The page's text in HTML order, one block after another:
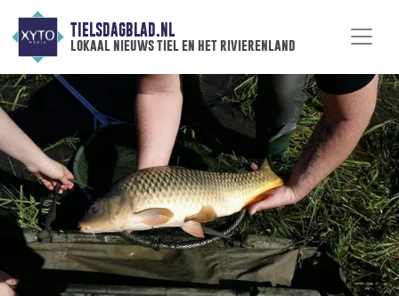
TIELSDAGBLAD.NL
lokaal nieuws tiel en het rivierenland